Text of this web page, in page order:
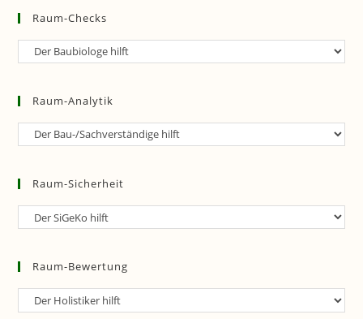
Raum-Checks
Raum-
Raum-Analytik
Raum-
Raum-Sicherheit
Raum-
Raum-Bewertung
Raum-